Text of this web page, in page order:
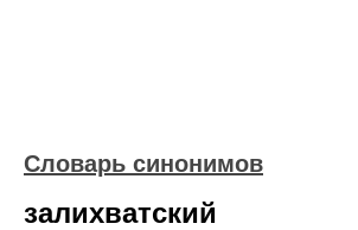
Словарь синонимов
залихватский